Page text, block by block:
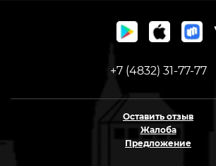
+7 (4832) 31-77-77
Оставить отзыв
Жалоба
Предложение